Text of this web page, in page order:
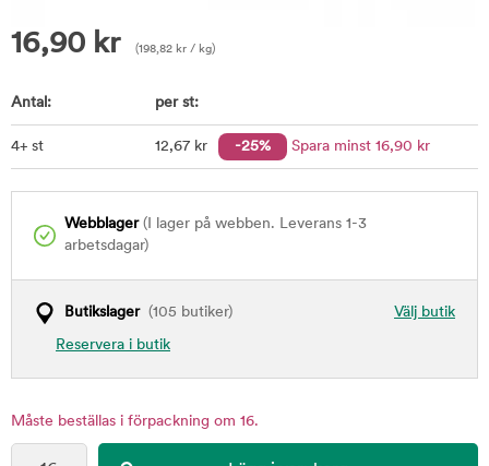
16,90 kr (198,82 kr / kg)
Antal: per st:
4+ st 12,67kr -25% Spara minst 16,90 kr
Webblager(I lager på webben. Leverans 1-3
arbetsdagar)
Välj butik
Butikslager(105 butiker)
Reservera i butik
Måste beställas i förpackning om 16.